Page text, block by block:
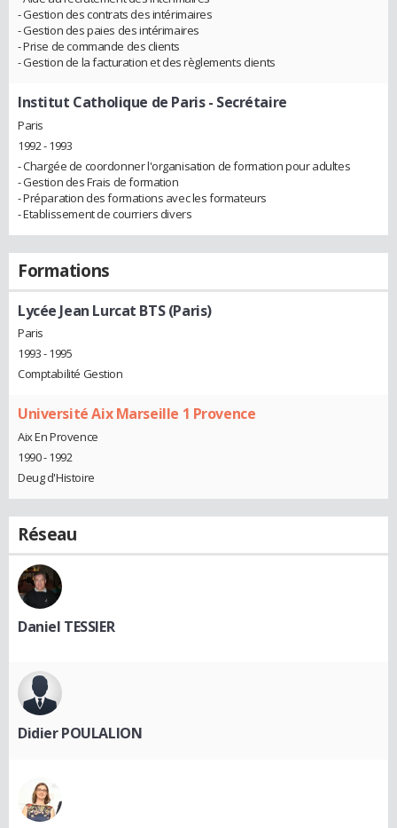
- Gestion des contrats des intérimaires
- Gestion des paies des intérimaires
- Prise de commande des clients
- Gestion de la facturation et des règlements clients
Institut Catholique de Paris- Secrétaire
Paris
1992 - 1993
- Chargée de coordonner l'organisation de formation pour adultes
- Gestion des Frais de formation
- Préparation des formations avec les formateurs
- Etablissement de courriers divers
Formations
Lycée Jean Lurcat BTS (Paris)
Paris
1993 - 1995
Comptabilité Gestion
Université Aix Marseille 1 Provence
Aix En Provence
1990 - 1992
Deug d'Histoire
Réseau
Daniel TESSIER
Didier POULALION